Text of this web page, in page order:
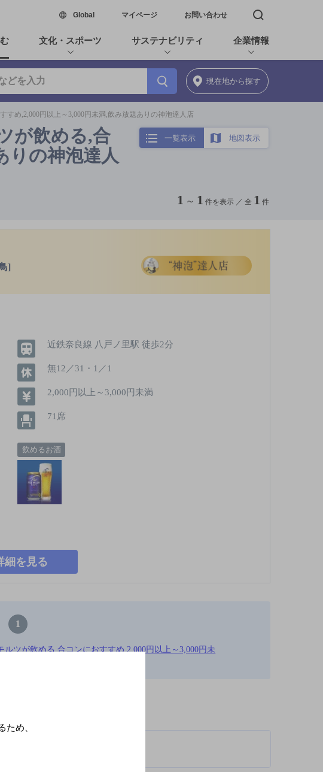
Global新しいウィンドウで開く
マイページ お問い合わせ 検索窓を開く
文化・スポーツ サステナビリティ 企業情報
現在地から探す
すめ,2,000円以上～3,000円未満,飲み放題ありの神泡達人店
が飲める,合
りの神泡達人
一覧表示 地図表示
1 ～ 1 件を表示 ／ 全 1 件
]
近鉄奈良線 八戸ノ里駅 徒歩2分
無12／31・1／1
2,000円以上～3,000円未満
71席
飲めるお酒
細を見る
1
ツが飲める,合コンにおすすめ,2,000円以上～3,000円未
ため、